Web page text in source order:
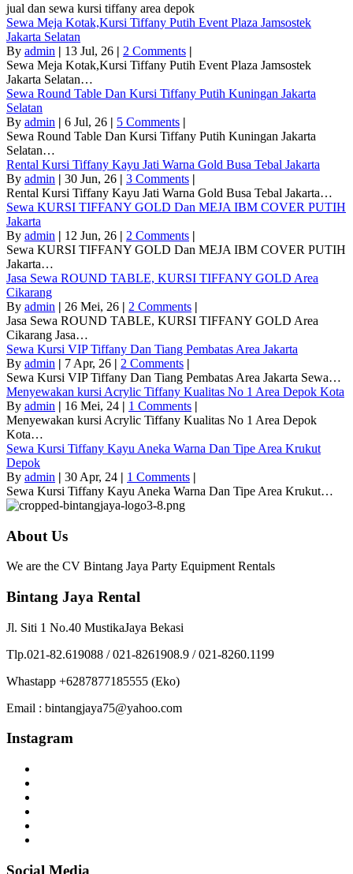
jual dan sewa kursi tiffany area depok
Sewa Meja Kotak,Kursi Tiffany Putih Event Plaza Jamsostek
Jakarta Selatan
By admin | 13 Jul, 26 | 2 Comments |
Sewa Meja Kotak,Kursi Tiffany Putih Event Plaza Jamsostek
Jakarta Selatan…
Sewa Round Table Dan Kursi Tiffany Putih Kuningan Jakarta
Selatan
By admin | 6 Jul, 26 | 5 Comments |
Sewa Round Table Dan Kursi Tiffany Putih Kuningan Jakarta
Selatan…
Rental Kursi Tiffany Kayu Jati Warna Gold Busa Tebal Jakarta
By admin | 30 Jun, 26 | 3 Comments |
Rental Kursi Tiffany Kayu Jati Warna Gold Busa Tebal Jakarta…
Sewa KURSI TIFFANY GOLD Dan MEJA IBM COVER PUTIH
Jakarta
By admin | 12 Jun, 26 | 2 Comments |
Sewa KURSI TIFFANY GOLD Dan MEJA IBM COVER PUTIH
Jakarta…
Jasa Sewa ROUND TABLE, KURSI TIFFANY GOLD Area
Cikarang
By admin | 26 Mei, 26 | 2 Comments |
Jasa Sewa ROUND TABLE, KURSI TIFFANY GOLD Area
Cikarang Jasa…
Sewa Kursi VIP Tiffany Dan Tiang Pembatas Area Jakarta
By admin | 7 Apr, 26 | 2 Comments |
Sewa Kursi VIP Tiffany Dan Tiang Pembatas Area Jakarta Sewa…
Menyewakan kursi Acrylic Tiffany Kualitas No 1 Area Depok Kota
By admin | 16 Mei, 24 | 1 Comments |
Menyewakan kursi Acrylic Tiffany Kualitas No 1 Area Depok
Kota…
Sewa Kursi Tiffany Kayu Aneka Warna Dan Tipe Area Krukut
Depok
By admin | 30 Apr, 24 | 1 Comments |
Sewa Kursi Tiffany Kayu Aneka Warna Dan Tipe Area Krukut…
About Us
We are the CV Bintang Jaya Party Equipment Rentals
Bintang Jaya Rental
Jl. Siti 1 No.40 MustikaJaya Bekasi
Tlp.021-82.619088 / 021-8261908.9 / 021-8260.1199
Whastapp +6287877185555 (Eko)
Email : bintangjaya75@yahoo.com
Instagram
Social Media